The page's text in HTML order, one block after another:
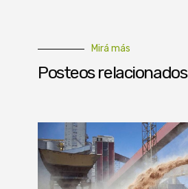
Mirá más
Posteos relacionados